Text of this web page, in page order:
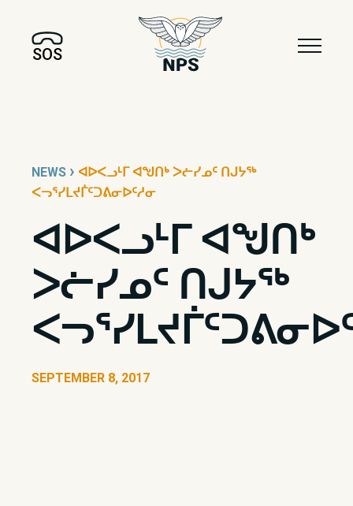
SOS
NEWS › ᐊᐅᐸᓗᒻᒥ ᐊᖑᑎᒃ ᐳᓖᓯᓄᑦ ᑎᒍᔭᖅ
ᐸᓓᕐᓯᒪᔪᒦᑦᑐᕕᓂᐅᑦᓱᓂ
ᐊᐅᐸᓗᒻᒥ ᐊᖑᑎᒃ
ᐳᓖᓯᓄᑦ ᑎᒍᔭᖅ
SEPTEMBER 8, 2017